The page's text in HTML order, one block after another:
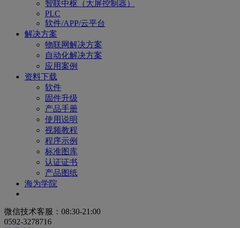
智联中枢（大屏控制器）
PLC
软件/APP/云平台
解决方案
物联网解决方案
自动化解决方案
应用案例
资料下载
软件
固件升级
产品手册
使用说明
视频教程
程序示例
标准图库
认证证书
产品图纸
海为学院
微信技术客服：08:30-21:00
0592-3278716